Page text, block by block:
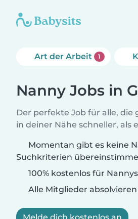
Art der Arbeit 1
Nanny Jobs in
Der perfekte Job für alle, die
in deiner Nähe schneller, als
Momentan gibt es keine
Suchkriterien
100% kostenlos für Nannys
Alle Mitglieder